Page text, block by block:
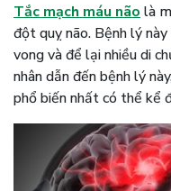
Tắc mạch máu não là
đột quỵ não. Bệnh lý
vong và để lại nhiều di
nhân dẫn đến bệnh lý
phổ biến nhất có thể kể